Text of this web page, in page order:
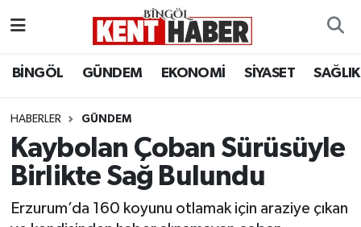
BİNGÖL GÜNDEM EKONOMİ SİYASET SAĞLIK
HABERLER GÜNDEM
Kaybolan Çoban Sürüsüyle
Birlikte Sağ Bulundu
Erzurum’da 160 koyunu otlamak için araziye çıkan
BİLİM-TEKNOLOJİ
DÜNYA
EĞİTİM
Bingöl Hava Durumu
Bingöl Namaz Vakitleri
Bingöl Trafik Yoğunluk Haritası